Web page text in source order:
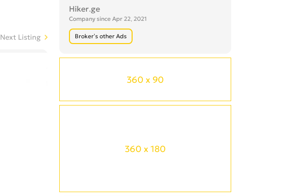
Hiker.ge
Company since Apr 22, 2021
Broker’s other Ads
360 x 90
360 x 180
Next Listing